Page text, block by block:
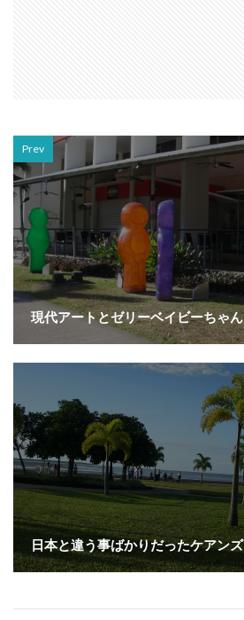
Prev
現代アートとゼリーベイビーちゃん
日本と違う事ばかりだったケアンズ